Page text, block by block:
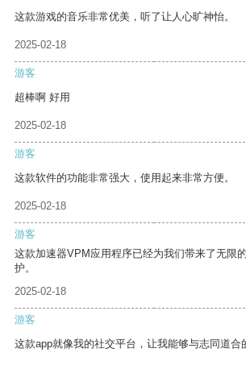
这款游戏的音乐非常优美，听了让人心旷神怡。
2025-02-18
游客
超棒啊 好用
2025-02-18
游客
这款软件的功能非常强大，使用起来非常方便。
2025-02-18
游客
这款加速器VPM应用程序已经为我们带来了无限
护。
2025-02-18
游客
这款app就像我的社交平台，让我能够与志同道合